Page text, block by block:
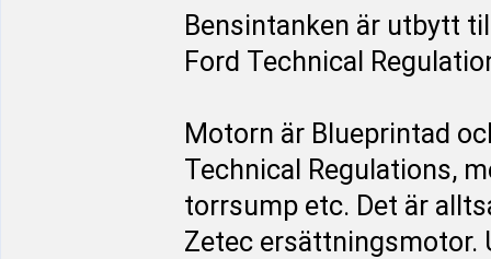
Bensintanken är utbytt
Ford Technical
Motorn är Blueprintad
Technical Regulations,
torrsump etc. Det är
Zetec ersättningsmotor.